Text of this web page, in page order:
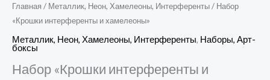
Главная / Металлик, Неон, Хамелеоны, Интерференты/ Набор
«Крошки интерференты и хамелеоны»
Металлик, Неон, Хамелеоны, Интерференты, Наборы, Арт-
боксы
Набор «Крошки интерференты и